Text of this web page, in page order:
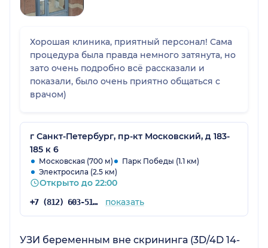
Хорошая клиника, приятный персонал! Сама
процедура была правда немного затянута, но
зато очень подробно всё рассказали и
показали, было очень приятно общаться с
врачом)
г Санкт-Петербург, пр-кт Московский, д 183-
185 к 6
Московская (700 м)
Парк Победы (1.1 км)
Электросила (2.5 км)
Открыто до 22:00
+7 (812) 603-51-23 показать
УЗИ беременным вне скрининга (3D/4D 14-